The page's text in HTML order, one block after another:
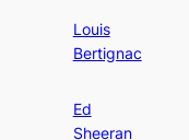
Louis
Bertignac
Ed
Sheeran